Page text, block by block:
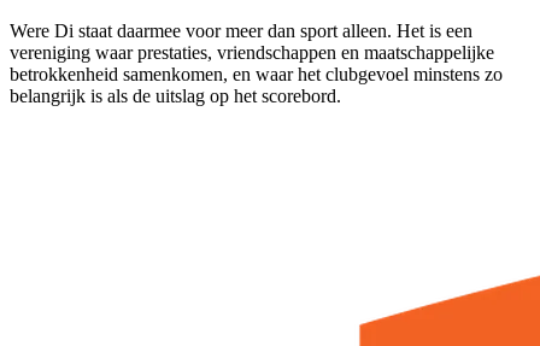
Were Di staat daarmee voor meer dan sport alleen. Het is een
vereniging waar prestaties, vriendschappen en maatschappelijke
betrokkenheid samenkomen, en waar het clubgevoel minstens zo
belangrijk is als de uitslag op het scorebord.